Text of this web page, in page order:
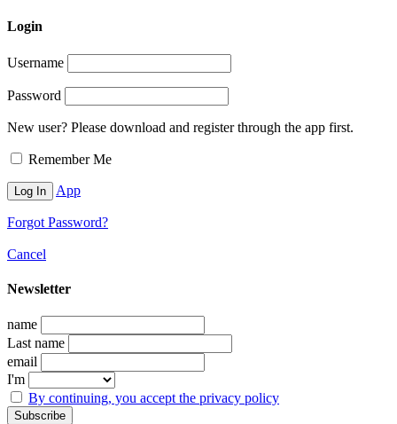
Login
Username
Password
New user? Please download and register through the app first.
Remember Me
App
Forgot Password?
Cancel
Newsletter
name
Last name
email
I'm
By continuing, you accept the privacy policy